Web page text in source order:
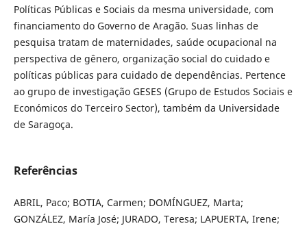
Políticas Públicas e Sociais da mesma universidade, com
financiamento do Governo de Aragão. Suas linhas de
pesquisa tratam de maternidades, saúde ocupacional na
perspectiva de gênero, organização social do cuidado e
políticas públicas para cuidado de dependências. Pertence
ao grupo de investigação GESES (Grupo de Estudos Sociais e
Económicos do Terceiro Sector), também da Universidade
de Saragoça.
Referências
ABRIL, Paco; BOTIA, Carmen; DOMÍNGUEZ, Marta;
GONZÁLEZ, María José; JURADO, Teresa; LAPUERTA, Irene;